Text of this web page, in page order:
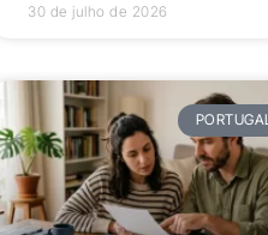
30 de julho de 2026